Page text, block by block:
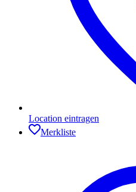
Location eintragen
Merkliste